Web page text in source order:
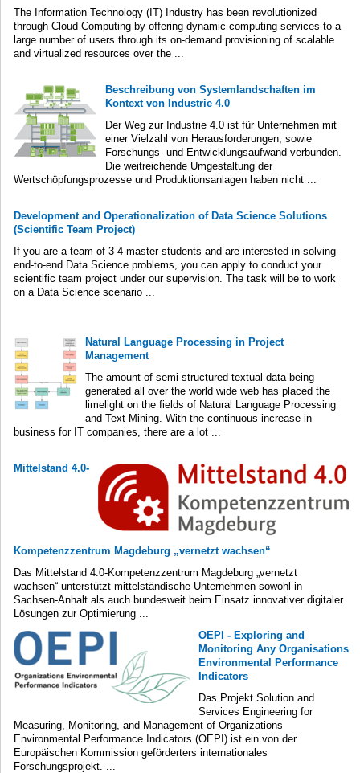
The Information Technology (IT) Industry has been revolutionized
through Cloud Computing by offering dynamic computing services to a
large number of users through its on-demand provisioning of scalable
and virtualized resources over the ...
Beschreibung von Systemlandschaften im
Kontext von Industrie 4.0
Der Weg zur Industrie 4.0 ist für Unternehmen mit
einer Vielzahl von Herausforderungen, sowie
Forschungs- und Entwicklungsaufwand verbunden.
Die weitreichende Umgestaltung der
Wertschöpfungsprozesse und Produktionsanlagen haben nicht ...
Development and Operationalization of Data Science Solutions
(Scientific Team Project)
If you are a team of 3-4 master students and are interested in solving
end-to-end Data Science problems, you can apply to conduct your
scientific team project under our supervision. The task will be to work
on a Data Science scenario ...
Natural Language Processing in Project
Management
The amount of semi-structured textual data being
generated all over the world wide web has placed the
limelight on the fields of Natural Language Processing
and Text Mining. With the continuous increase in
business for IT companies, there are a lot ...
Mittelstand 4.0-
Kompetenzzentrum Magdeburg „vernetzt wachsen“
Das Mittelstand 4.0-Kompetenzzentrum Magdeburg „vernetzt
wachsen“ unterstützt mittelständische Unternehmen sowohl in
Sachsen-Anhalt als auch bundesweit beim Einsatz innovativer digitaler
Lösungen zur Optimierung ...
OEPI - Exploring and
Monitoring Any Organisations
Environmental Performance
Indicators
Das Projekt Solution and
Services Engineering for
Measuring, Monitoring, and Management of Organizations
Environmental Performance Indicators (OEPI) ist ein von der
Europäischen Kommission geförderters internationales
Forschungsprojekt. ...